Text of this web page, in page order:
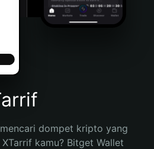
dompet kripto yang
kamu? Bitget Wallet